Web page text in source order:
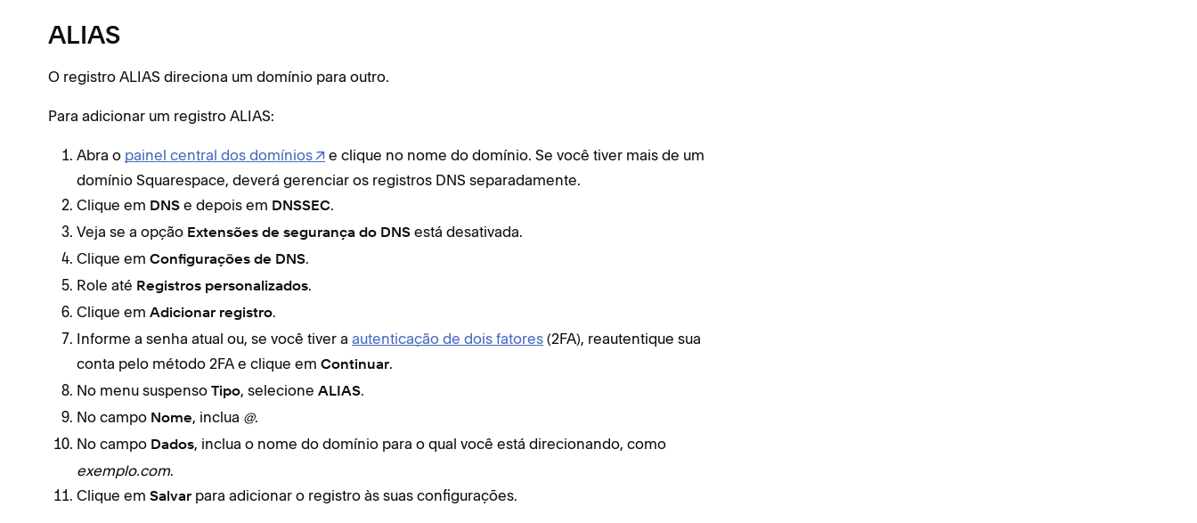
ALIAS
O registro ALIAS direciona um domínio para outro.
Para adicionar um registro ALIAS:
Abra o painel central dos domínios
e clique no nome do domínio. Se você tiver mais de um
domínio Squarespace, deverá gerenciar os registros DNS separadamente.
Clique em DNS e depois em DNSSEC.
Veja se a opção Extensões de segurança do DNS está desativada.
Clique em Configurações de DNS.
Role até Registros personalizados.
Clique em Adicionar registro.
Informe a senha atual ou, se você tiver a autenticação de dois fatores (2FA), reautentique sua
conta pelo método 2FA e clique em Continuar.
No menu suspenso Tipo, selecione ALIAS.
No campo Nome, inclua @.
No campo Dados, inclua o nome do domínio para o qual você está direcionando, como
exemplo.com.
Clique em Salvar para adicionar o registro às suas configurações.